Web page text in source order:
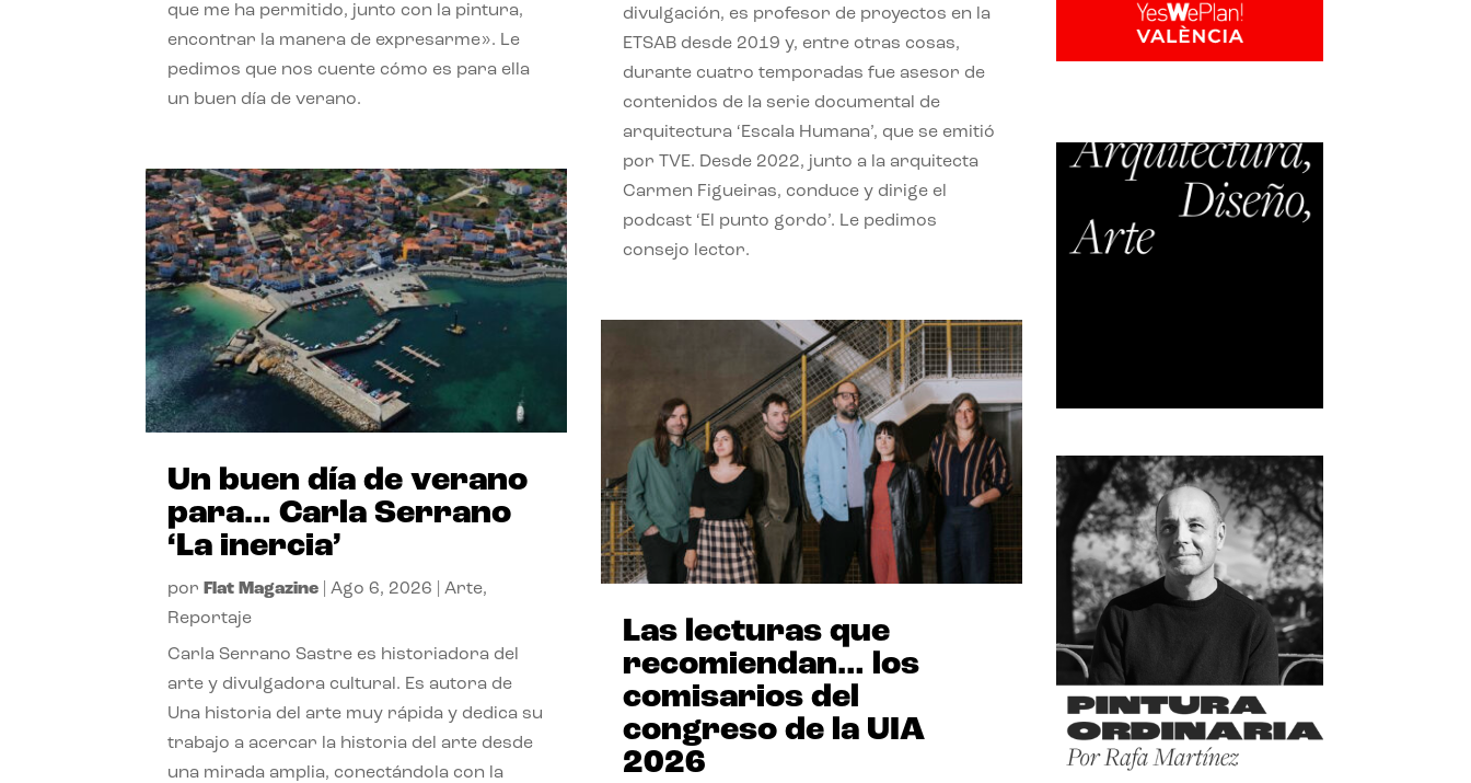
que me ha permitido, junto con la pintura,
encontrar la manera de expresarme». Le
pedimos que nos cuente cómo es para ella
un buen día de verano.
Un buen día de verano
para… Carla Serrano
‘La inercia’
por Flat Magazine |Ago 6, 2026 |Arte,
Reportaje
Carla Serrano Sastre es historiadora del
arte y divulgadora cultural. Es autora de
Una historia del arte muy rápida y dedica su
trabajo a acercar la historia del arte desde
una mirada amplia, conectándola con la
divulgación, es profesor de proyectos en la
ETSAB desde 2019 y, entre otras cosas,
durante cuatro temporadas fue asesor de
contenidos de la serie documental de
arquitectura ‘Escala Humana’, que se emitió
por TVE. Desde 2022, junto a la arquitecta
Carmen Figueiras, conduce y dirige el
podcast ‘El punto gordo’. Le pedimos
consejo lector.
Las lecturas que
recomiendan… los
comisarios del
congreso de la UIA
2026